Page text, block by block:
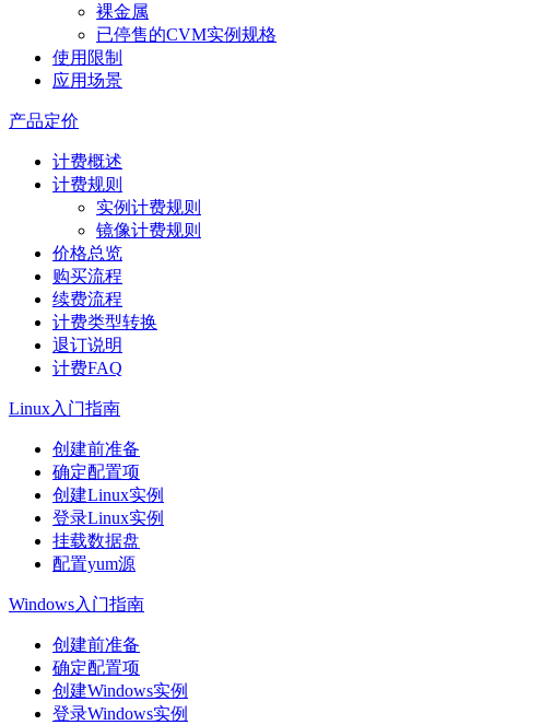
裸金属
已停售的CVM实例规格
使用限制
应用场景
产品定价
计费概述
计费规则
实例计费规则
镜像计费规则
价格总览
购买流程
续费流程
计费类型转换
退订说明
计费FAQ
Linux入门指南
创建前准备
确定配置项
创建Linux实例
登录Linux实例
挂载数据盘
配置yum源
Windows入门指南
创建前准备
确定配置项
创建Windows实例
登录Windows实例